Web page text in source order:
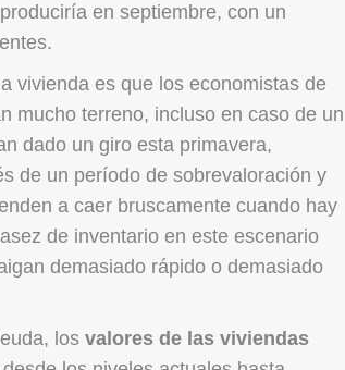
en septiembre, con un
vivienda es que los economistas de
mucho terreno, incluso en caso de un
dado un giro esta primavera,
de un período de sobrevaloración y
a caer bruscamente cuando hay
de inventario en este escenario
demasiado rápido o demasiado
los valores de las viviendas